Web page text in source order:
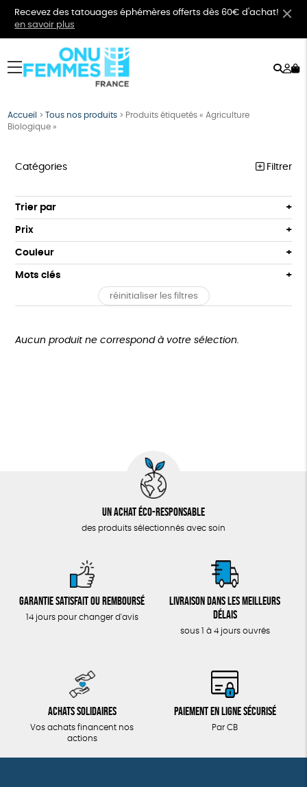
Recevez des tatouages éphémères offerts dès 60€ d'achat!
en savoir plus
menu
Accueil >Tous nos produits > Produits étiquetés « Agriculture
Biologique »
Catégories Filtrer
VÊTEMENTS
BIJOUX
BIEN-ÊTRE
ÉPICERIE
PAPETERIE
Trier par
Par défaut
Popularité
Prix : du - cher au + cher
Prix : du + cher au - cher
Prix
Tous
0 € - 50 €
Plus de 200€
Couleur
Orange
Mots clés
Fabrication artisanale Oeko-Tex
réinitialiser les filtres
Aucun produit ne correspond à votre sélection.
Un achat éco-responsable
des produits sélectionnés avec soin
Garantie satisfait ou remboursé
14 jours pour changer d'avis
Livraison dans les meilleurs
délais
sous 1 à 4 jours ouvrés
Achats solidaires
Vos achats financent nos
actions
Paiement en ligne sécurisé
Par CB